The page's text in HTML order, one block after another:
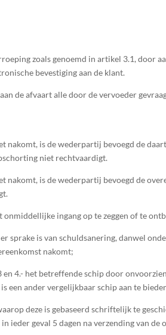
zoals genoemd in artikel 3.1, door
bevestiging aan de klant.
de afvaart alle door de vervoeder
is de wederpartij bevoegd de
niet rechtvaardigt.
is de wederpartij bevoegd de
ingang op te zeggen of te
sprake is van schuldsanering, danwel
nakomt;
4.- het betreffende schip door
een ander vergelijkbaar schip aan te
deze is gebaseerd schriftelijk te
ieder geval 5 dagen na verzending van de